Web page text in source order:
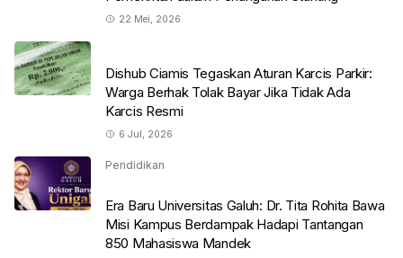
22 Mei, 2026
Dishub Ciamis Tegaskan Aturan Karcis Parkir:
Warga Berhak Tolak Bayar Jika Tidak Ada
Karcis Resmi
6 Jul, 2026
Pendidikan
Era Baru Universitas Galuh: Dr. Tita Rohita Bawa
Misi Kampus Berdampak Hadapi Tantangan
850 Mahasiswa Mandek